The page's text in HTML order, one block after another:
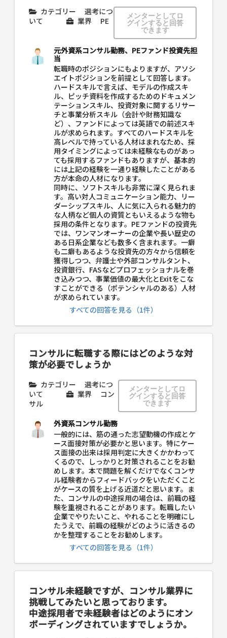
カテゴリー
選考につ
いて
業界 PE
メンターとしてロ
グインすると回答
できます
元外資系コンサル勤務、PEファンド投資先担
当
転職時のポジションにもよりますが、アソシ
エイトポジションを前提として回答します。
ハードスキルで言えば、モデルの作成スキ
ル、ピッチ資料を作成するためのドキュメン
テーションスキル、投資対象に関するリサー
チと事業分析スキル（会計や財務知識な
ど）、ファンドによっては英語での前述スキ
ルが求められます。すべてのハードスキルを
高レベルで持っている人材はまれなため、採
用タイミングによっては未経験なものがあっ
ても採用するファンドもありますが、基本的
には上記の経験を一通り経験したことがある
方が本命の人材になります。
同時に、ソフトスキルも非常に深く見られま
す。高い対人コミュニケーション能力、リー
ダーシップスキル、人に気に入られる魅力的
な人柄など個人の資質ともいえるような物も
採用の条件となります。PEファンドの投資先
では、ワンマンオーナーの企業や長い歴史の
ある日系企業なども数多く含まれます。一癖
も二癖もあるような投資先の方々から信頼を
獲得しつつ、弁護士や外部コンサルタント、
投資銀行、FASなどプロフェッショナルを巻
き込みつつ、事業価値の最大化とExitをこな
すことができる（ポテンシャルのある）人材
が求められています。
すべての回答を見る（1件）
コンサルに転職する際にはどのような対
策が必要でしょうか
カテゴリー
選考につ
いて
業界
コン
サル
メンターとしてロ
グインすると回答
できます
外資系コンサル勤務
一般的には、筋の通った志望動機の作成とケ
ース面接対策が必要かと思います。特にケー
ス面接の出来は採用判定に大きくかかわって
くるので、しっかりと対策されることをお勧
めします。本で問題を解くだけでなくコンサ
ル経験者からフィードバックをいただくこと
がケースの質を上げる近道だと思います。ま
た、コンサルの中途採用の場合は、前職の経
験を重視されることがあります。転職したい
企業でやりたいこと、やれることを明確にし
たうえで、前職の経験がどのように活きるの
かを整理することをお勧めします。
すべての回答を見る（1件）
コンサル未経験ですが、コンサル業界に
挑戦してみたいと思っております。
中途採用者で未経験者はどのようにオン
ボーディングされていますでしょうか。